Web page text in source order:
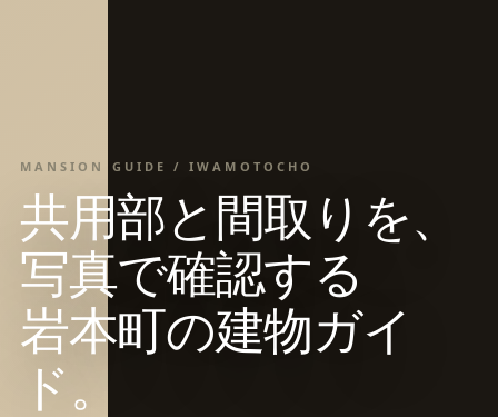
MANSION GUIDE / IWAMOTOCHO
共用部と間取りを、
写真で確認する
岩本町の建物ガイ
ド。